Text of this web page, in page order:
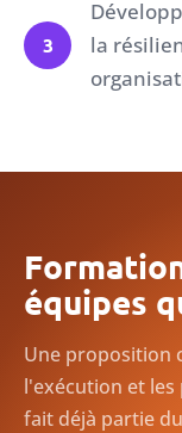
3
la
équipes
Une proposition
l'exécution et
fait déjà partie